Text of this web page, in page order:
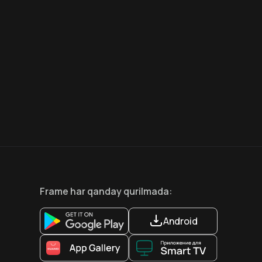
Frame har qanday qurilmada:
Android